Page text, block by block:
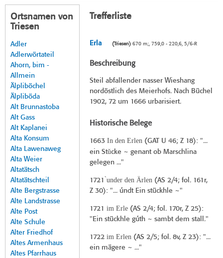
Ortsnamen von
Triesen
Adler
Adlerwörtateil
Ahorn, bim -
Allmein
Älpliböchel
Älpliböda
Alt Brunnastoba
Alt Gass
Alt Kaplanei
Alta Konsum
Alta Lawenaweg
Alta Weier
Altatätsch
Altatätschteil
Alte Bergstrasse
Alte Landstrasse
Alte Post
Alte Schule
Alter Friedhof
Altes Armenhaus
Altes Pfarrhaus
Trefferliste
Erla (Triesen)670 m;, 759,0 - 220,6, 5/6-R
Beschreibung
Steil abfallender nasser Wieshang
nordöstlich des Meierhofs. Nach Büchel
1902, 72 um 1666 urbarisiert.
Historische Belege
1663 In den Erlen(GAT U 46; Z 18): "...
ein Stŭcke ~ genant ob Marschlina
gelegen ..."
1721 ̀under den Ärlen(AS 2/4; fol. 161r,
Z 30): "... úndt Ein stückhle ~"
1721 im Erle(AS 2/4; fol. 170r, Z 25):
"Ein stückhle gúth ~ sambt dem stall."
1722 im Erlen(AS 2/5; fol. 8v, Z 23): "...
ein mägere ~ ..."